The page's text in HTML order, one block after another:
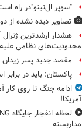
"سوپر ال‌نینو"در راه
تصاویر دیده‌ نشده از
هشدار ارشدترین ژنرال
محدودیت‌های نظامی علیه
مقصد جدید پسر زیدان
پاکستان: باید در
ادامه جنگ تا روی کار
آمریکا!
مداربسته